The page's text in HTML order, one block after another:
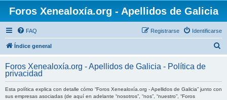
Foros Xenealoxía.org - Apellidos de Galicia
FAQ Identificarse
Registrarse
Índice general
c
Foros Xenealoxía.org - Apellidos de Galicia - Política de
privacidad
Esta política explica con detalle cómo “Foros Xenealoxía.org - Apellidos de Galicia” junto con
sus empresas asociadas (de aquí en adelante “nosotros”, “nos”, “nuestro”, “Foros